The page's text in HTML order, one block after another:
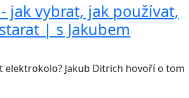
jak vybrat, jak používat,
| s Jakubem
elektrokolo? Jakub Ditrich hovoří o tom